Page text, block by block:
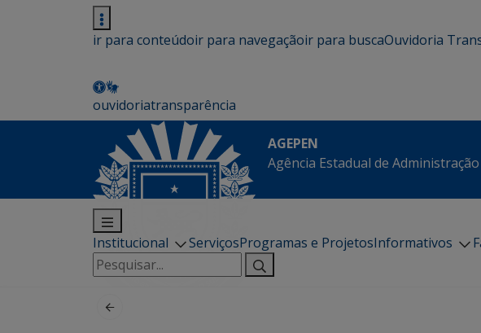
ir para conteúdoir para navegaçãoir para buscaOuvidoria
ouvidoriatransparência
AGEPEN
Agência Estadual de
Institucional ServiçosProgramas e ProjetosInformativos
Pesquisar
por: